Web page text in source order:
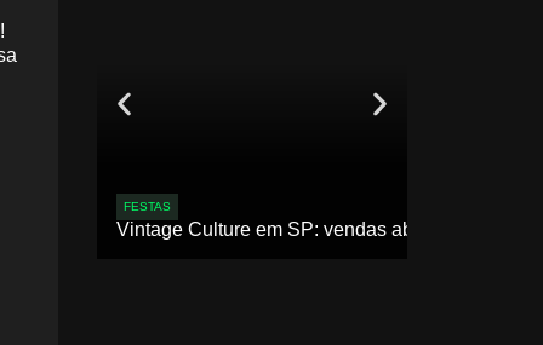
FESTAS
Vintage Culture em SP: vendas abertas para 2ª